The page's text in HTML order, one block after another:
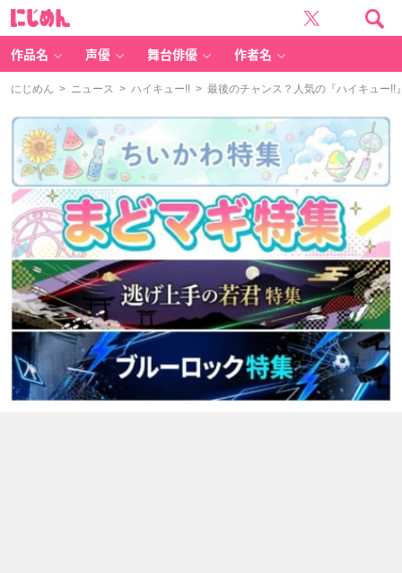
作品名 声優 舞台俳優 作者名
にじめん > ニュース > ハイキュー!! > 最後のチャンス？人気の『ハイキュー!!